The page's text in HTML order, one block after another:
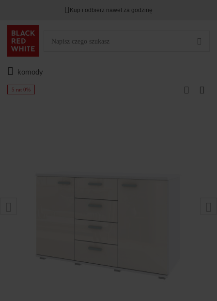
Kup i odbierz nawet za godzinę
komody
5 rat 0%